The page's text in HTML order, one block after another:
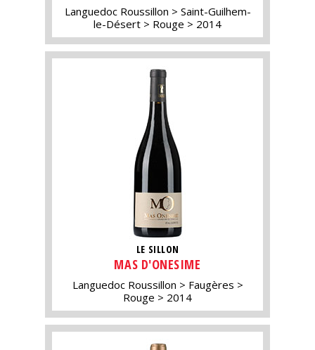
Languedoc Roussillon
Saint-Guilhem-
le-Désert
Rouge 2014
LE SILLON
MAS D'ONESIME
Languedoc Roussillon
Faugères
Rouge
2014